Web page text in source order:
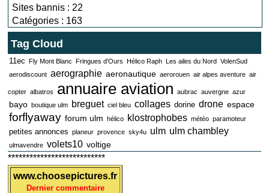
Sites bannis : 22
Catégories : 163
Tag Cloud
11ec Fly Mont Blanc Fringues d'Ours Hélico Raph Les ailes du Nord VolenSud
aerodiscount aerographie aeronautique aerorouen air alpes aventure air
copter albatros annuaire aviation aubrac auvergne azur
bayo boutique ulm breguet ciel bleu collages dorine drone espace
forflyaway forum ulm hélico klostrophobes météo paramoteur
petites annonces planeur provence sky4u ulm ulm chambley
ulmavendre volets10 voltige
***************************
www.choosepictures.fr
Dernier commentaire